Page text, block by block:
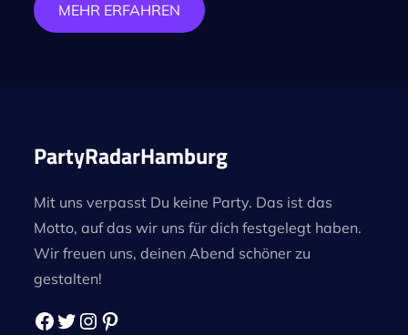
MEHR ERFAHREN
PartyRadarHamburg
Mit uns verpasst Du keine Party. Das ist das
Motto, auf das wir uns für dich festgelegt haben.
Wir freuen uns, deinen Abend schöner zu
gestalten!
Facebook
Twitter
Instagram
Pinterest